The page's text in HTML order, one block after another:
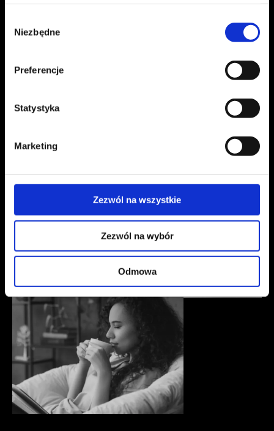
zgody
Niezbędne
Preferencje
Statystyka
Marketing
Zezwól na wszystkie
Zezwól na wybór
Odmowa
CAFFÉ PELLINI
for:
CAFFÉ PELLINI
for: